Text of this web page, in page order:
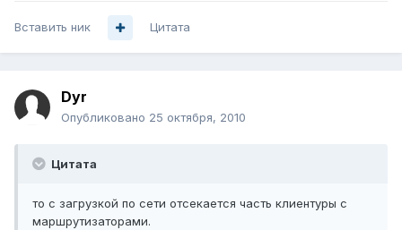
Вставить ник Цитата
Dyr
Опубликовано 25 октября, 2010
Цитата
то с загрузкой по сети отсекается часть клиентуры с
маршрутизаторами.